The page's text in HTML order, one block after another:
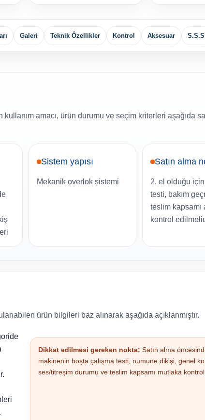
Galeri Teknik Özellikler Kontrol Aksesuar
amacı, ürün durumu ve seçim kriterleri aşağıda
Sistem yapısı
Mekanik overlok sistemi
Satın alma
2. el olduğu için
testi, bakım
teslim kapsamı
kontrol
ürün bilgileri baz alınarak aşağıda açıklanmıştır.
Dikkat edilmesi gereken nokta: Satın alma
makinenin boşta çalışma testi, numune dikişi, genel
ses/titreşim durumu ve teslim kapsamı mutlaka